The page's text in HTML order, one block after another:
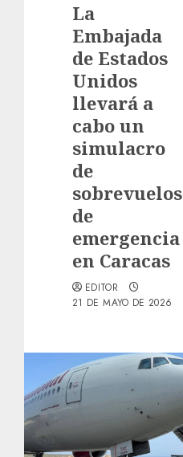
La
Embajada
de Estados
Unidos
llevará a
cabo un
simulacro
de
sobrevuelos
de
emergencia
en Caracas
EDITOR
21 DE MAYO DE 2026